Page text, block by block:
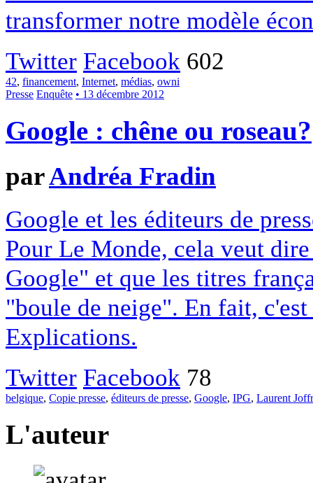
transformer notre modèle
Twitter Facebook 602
42, financement, Internet, médias, owni
Presse Enquête • 13 décembre 2012
Google : chêne ou roseau?
parAndréa Fradin
Google et les éditeurs de
Pour Le Monde, cela veut
Google" et que les titres
"boule de neige". En fait,
Explications.
Twitter Facebook 78
belgique, Copie presse, éditeurs de presse, Google, IPG, Laurent
L'auteur